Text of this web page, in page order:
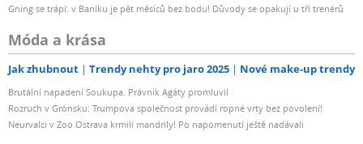
Gning se trápí: v Baníku je pět měsíců bez bodu! Důvody se opakují u tří trenérů
Móda a krása
Jak zhubnout Trendy nehty pro jaro 2025 Nové make-up trendy
Brutální napadení Soukupa. Právník Agáty promluvil
Rozruch v Grónsku: Trumpova společnost provádí ropné vrty bez povolení!
Neurvalci v Zoo Ostrava krmili mandrily! Po napomenutí ještě nadávali